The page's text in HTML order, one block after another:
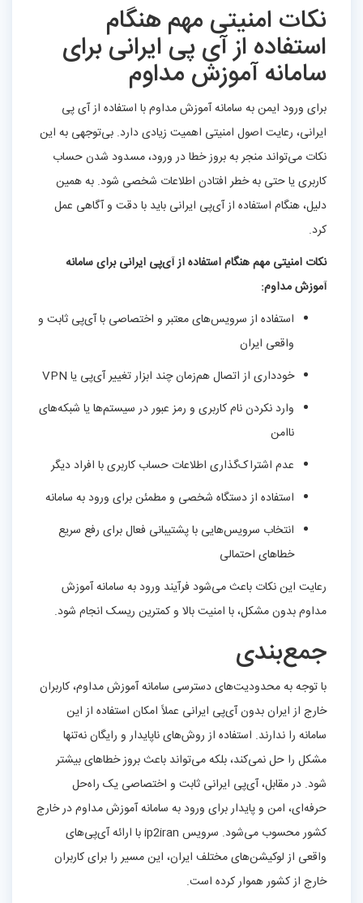
نکات امنیتی مهم هنگام
استفاده از آی‌ پی ایرانی برای
سامانه آموزش مداوم
برای ورود ایمن به سامانه آموزش مداوم با استفاده از آی‌ پی
ایرانی، رعایت اصول امنیتی اهمیت زیادی دارد. بی‌توجهی به این
نکات می‌تواند منجر به بروز خطا در ورود، مسدود شدن حساب
کاربری یا حتی به خطر افتادن اطلاعات شخصی شود. به همین
دلیل، هنگام استفاده از آی‌پی ایرانی باید با دقت و آگاهی عمل
نکات امنیتی مهم هنگام استفاده از آی‌پی ایرانی برای سامانه
آموزش مداوم:
استفاده از سرویس‌های معتبر و اختصاصی با آی‌پی ثابت و
واقعی ایران
خودداری از اتصال هم‌زمان چند ابزار تغییر آی‌پی یا VPN
وارد نکردن نام کاربری و رمز عبور در سیستم‌ها یا شبکه‌های
ناامن
عدم اشتراک‌گذاری اطلاعات حساب کاربری با افراد دیگر
استفاده از دستگاه شخصی و مطمئن برای ورود به سامانه
انتخاب سرویس‌هایی با پشتیبانی فعال برای رفع سریع
خطاهای احتمالی
رعایت این نکات باعث می‌شود فرآیند ورود به سامانه آموزش
مداوم بدون مشکل، با امنیت بالا و کمترین ریسک انجام شود.
جمع‌بندی
با توجه به محدودیت‌های دسترسی سامانه آموزش مداوم، کاربران
خارج از ایران بدون آی‌پی ایرانی عملاً امکان استفاده از این
سامانه را ندارند. استفاده از روش‌های ناپایدار و رایگان نه‌تنها
مشکل را حل نمی‌کند، بلکه می‌تواند باعث بروز خطاهای بیشتر
شود. در مقابل، آی‌پی ایرانی ثابت و اختصاصی یک راه‌حل
حرفه‌ای، امن و پایدار برای ورود به سامانه آموزش مداوم در خارج
کشور محسوب می‌شود. سرویس ip2iran با ارائه آی‌پی‌های
واقعی از لوکیشن‌های مختلف ایران، این مسیر را برای کاربران
خارج از کشور هموار کرده است.